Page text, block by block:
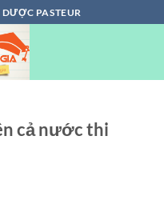
PASTEUR
cả nước thi